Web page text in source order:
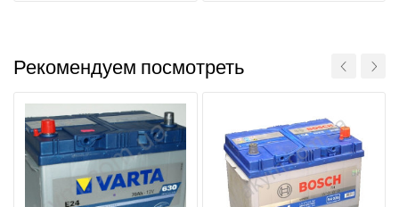
Рекомендуем посмотреть